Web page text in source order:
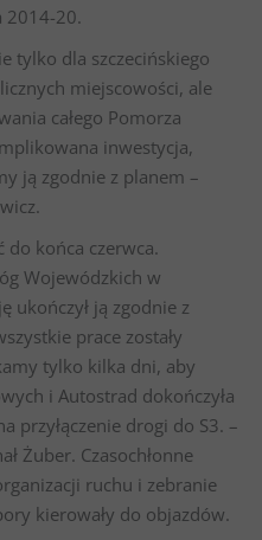
2014-20.
tylko dla szczecińskiego
miejscowości, ale
całego Pomorza
inwestycja,
ją zgodnie z planem –
do końca czerwca.
Wojewódzkich w
ukończył ją zgodnie z
prace zostały
tylko kilka dni, aby
i Autostrad dokończyła
przyłączenie drogi do S3. –
Żuber. Czasochłonne
ruchu i zebranie
kierowały do objazdów.